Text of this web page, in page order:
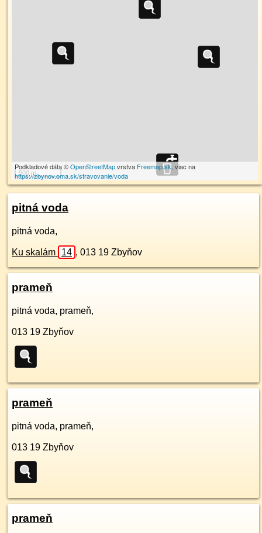
500 m
Podkladové dáta ©OpenStreetMapvrstva Freemap.sk , viac na
https://zbynov.oma.sk/stravovanie/voda
pitná voda
pitná voda,
Ku skalám 14 , 013 19 Zbyňov
prameň
pitná voda, prameň,
013 19 Zbyňov
prameň
pitná voda, prameň,
013 19 Zbyňov
prameň